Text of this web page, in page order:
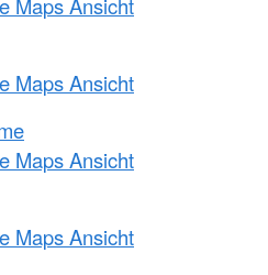
Maps Ansicht
Maps Ansicht
Maps Ansicht
Maps Ansicht